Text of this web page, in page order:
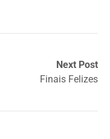
Next Post
Finais Felizes